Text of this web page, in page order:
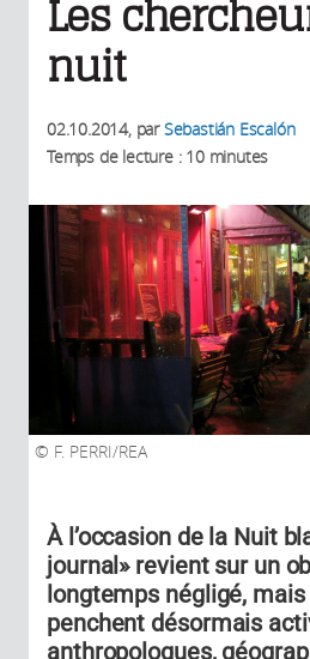
Les
nuit
02.10.2014, parSebastián Escalón
Temps de lecture : 10 minutes
F. PERRI/REA
À l’occasion de la Nuit
journal» revient sur un
longtemps négligé,
penchent désormais
anthropologues,